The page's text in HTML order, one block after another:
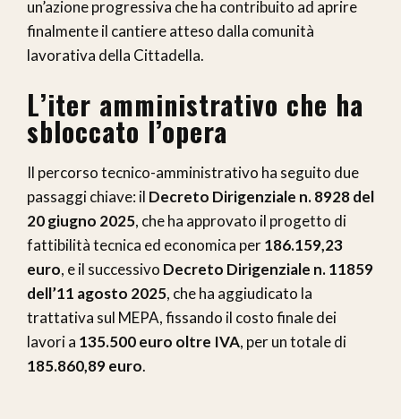
un’azione progressiva che ha contribuito ad aprire
finalmente il cantiere atteso dalla comunità
lavorativa della Cittadella.
L’iter amministrativo che ha
sbloccato l’opera
Il percorso tecnico-amministrativo ha seguito due
passaggi chiave: il Decreto Dirigenziale n. 8928 del
20 giugno 2025, che ha approvato il progetto di
fattibilità tecnica ed economica per186.159,23
euro, e il successivo Decreto Dirigenziale n. 11859
dell’11 agosto 2025, che ha aggiudicato la
trattativa sul MEPA, fissando il costo finale dei
lavori a 135.500 euro oltre IVA, per un totale di
185.860,89 euro.